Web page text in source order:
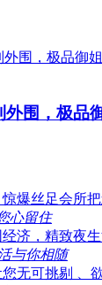
外围，极品
心留住
与你相随